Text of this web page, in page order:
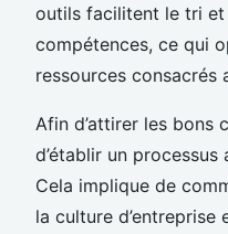
outils facilitent le tri et
compétences, ce qui
ressources consacrés
Afin d’attirer les bons
d’établir un
Cela implique de
la culture